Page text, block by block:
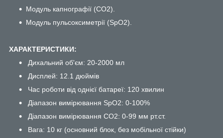
Модуль капнографії (СО2).
Модуль пульсоксиметрії (SpO2).
ХАРАКТЕРИСТИКИ:
Дихальний об'єм: 20-2000 мл
Дисплей: 12.1 дюймів
Час роботи від однієї батареї: 120 хвилин
Діапазон вимірювання SpO2: 0-100%
Діапазон вимірювання СO2: 0-99 мм рт.ст.
Вага: 10 кг (основний блок, без мобільної стійки)